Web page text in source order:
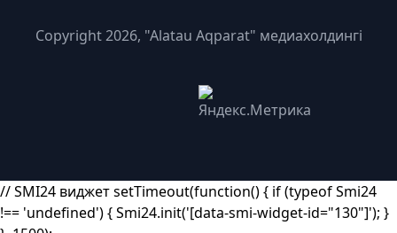
Copyright 2026, "Alatau Aqparat" медиахолдингі
// SMI24 виджет setTimeout(function() { if (typeof Smi24
!== 'undefined') { Smi24.init('[data-smi-widget-id="130"]'); }